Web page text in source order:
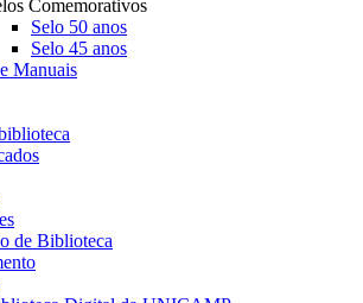
Comemorativos
Selo 50 anos
Selo 45 anos
Manuais
de Biblioteca